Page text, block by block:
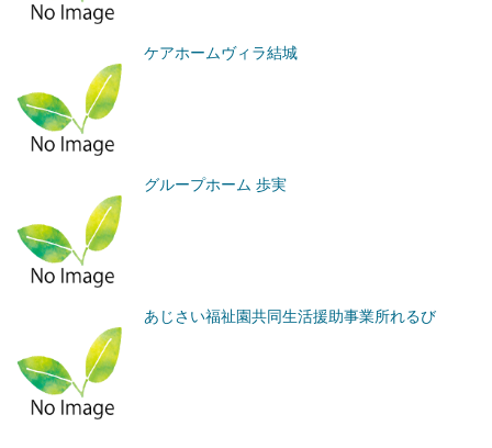
ケアホームヴィラ結城
グループホーム 歩実
あじさい福祉園共同生活援助事業所れるび